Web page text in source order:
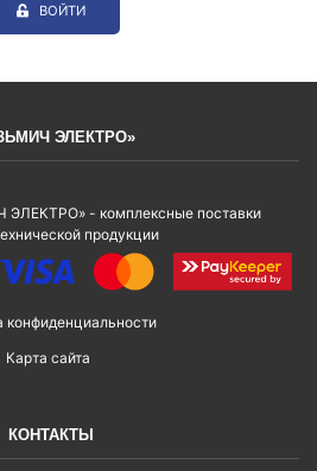
ВОЙТИ
ЭЛЕКТРО»
- комплексные поставки
продукции
конфиденциальности
Карта сайта
КОНТАКТЫ